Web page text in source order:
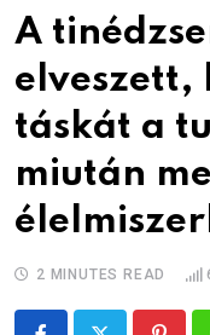
A
elveszett,
táskát a
miután
2 MINUTES READ